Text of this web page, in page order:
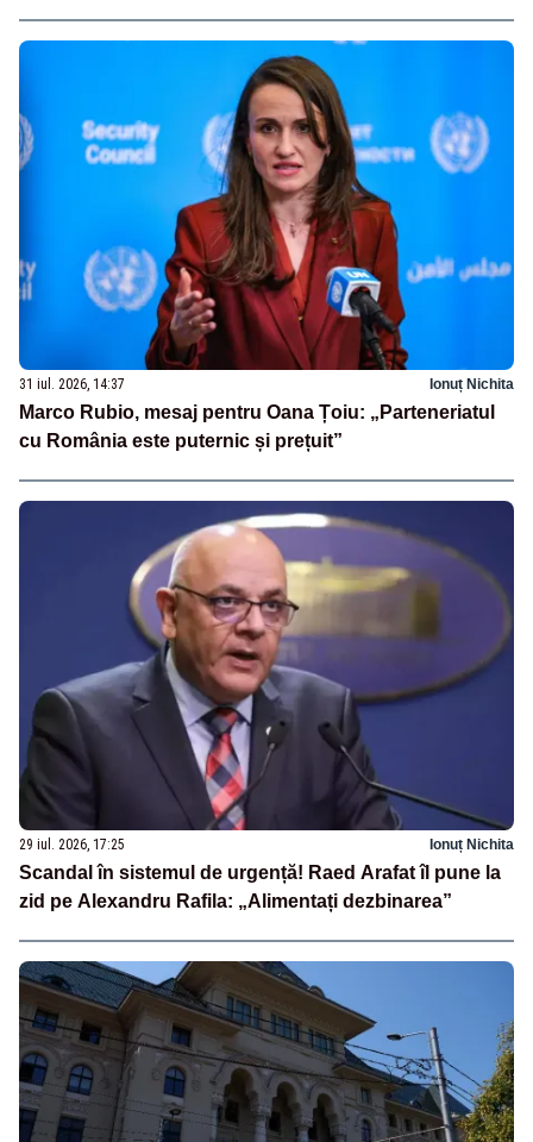
31 iul. 2026, 14:37 Ionuț Nichita
Marco Rubio, mesaj pentru Oana Țoiu: „Parteneriatul
cu România este puternic și prețuit”
29 iul. 2026, 17:25 Ionuț Nichita
Scandal în sistemul de urgență! Raed Arafat îl pune la
zid pe Alexandru Rafila: „Alimentați dezbinarea”